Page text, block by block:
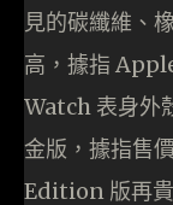
見的碳纖維、
高，據指
Watch 表身外
金版，據指售
Edition 版再